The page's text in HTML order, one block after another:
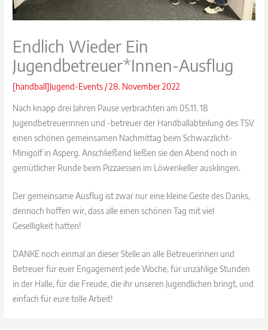
Endlich Wieder Ein
Jugendbetreuer*innen-Ausflug
[handball]Jugend-Events /28. November 2022
Nach knapp drei Jahren Pause verbrachten am 05.11. 18
Jugendbetreuerinnen und -betreuer der Handballabteilung des TSV
einen schönen gemeinsamen Nachmittag beim Schwarzlicht-
Minigolf in Asperg. Anschließend ließen sie den Abend noch in
gemütlicher Runde beim Pizzaessen im Löwenkeller ausklingen.
Der gemeinsame Ausflug ist zwar nur eine kleine Geste des Danks,
dennoch hoffen wir, dass alle einen schönen Tag mit viel
Geselligkeit hatten!
DANKE noch einmal an dieser Stelle an alle Betreuerinnen und
Betreuer für euer Engagement jede Woche, für unzählige Stunden
in der Halle, für die Freude, die ihr unseren Jugendlichen bringt, und
einfach für eure tolle Arbeit!